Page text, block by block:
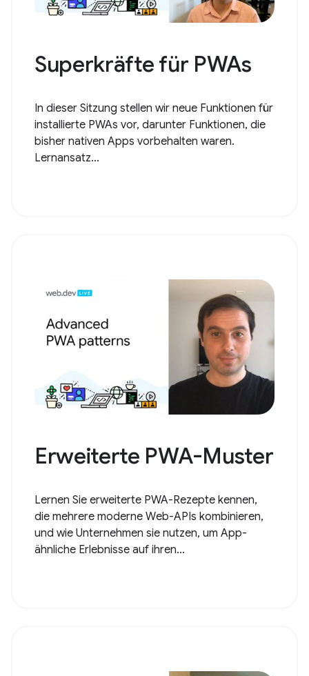
Superkräfte für PWAs
In dieser Sitzung stellen wir neue Funktionen für
installierte PWAs vor, darunter Funktionen, die
bisher nativen Apps vorbehalten waren.
Lernansatz...
Erweiterte PWA-Muster
Lernen Sie erweiterte PWA-Rezepte kennen,
die mehrere moderne Web-APIs kombinieren,
und wie Unternehmen sie nutzen, um App-
ähnliche Erlebnisse auf ihren...